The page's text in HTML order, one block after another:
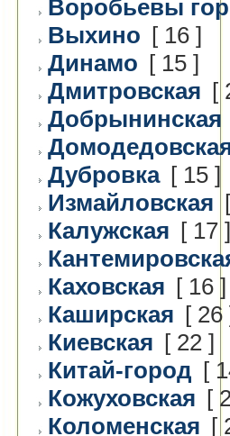
Воробьевы
Выхино [ 16 ]
Динамо [ 15 ]
Дмитровская [
Добрынинская
Дубровка [ 15 ]
Измайловская
Калужская [ 17 ]
Каховская [ 16 ]
Каширская [ 26
Киевская [ 22 ]
Китай-город [
Кожуховская [
Коломенская [